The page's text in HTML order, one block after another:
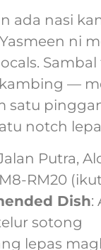
ada nasi
ni
—
satu
notch
Putra,
RM20
Dish:
sotong
lepas